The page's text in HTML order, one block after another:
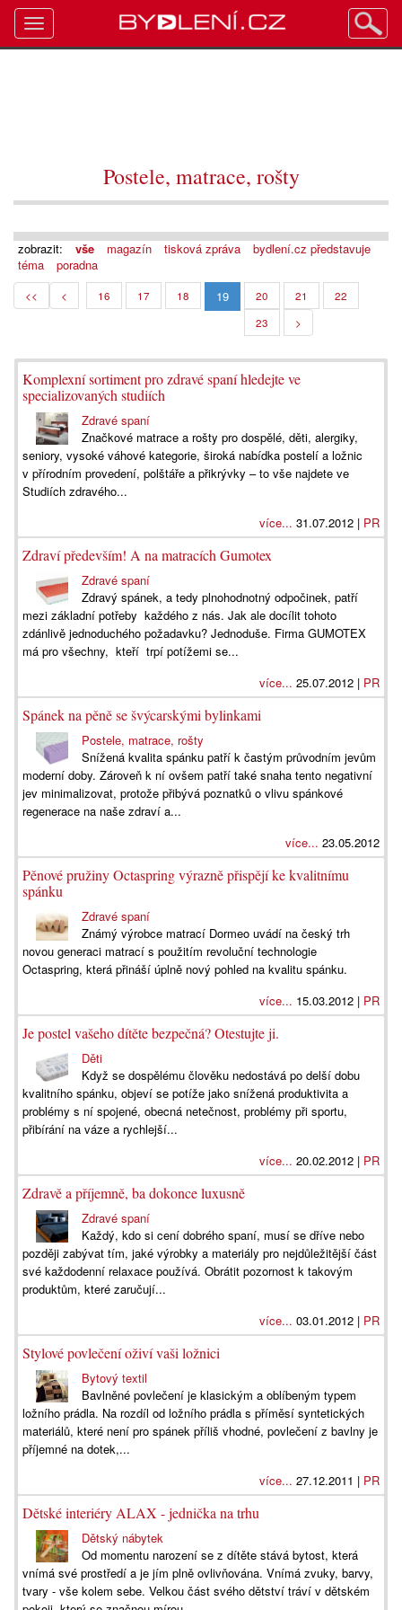
Postele, matrace, rošty
zobrazit: vše magazín tisková zpráva
bydlení.cz představuje
téma
poradna
<< < 16 17 18 19 20 21
22
23
>
Komplexní sortiment pro zdravé spaní hledejte ve
specializovaných studiích
Zdravé spaní
Značkové matrace a rošty pro dospělé, děti, alergiky,
seniory, vysoké váhové kategorie, široká nabídka postelí a ložnic
v přírodním provedení, polštáře a přikrývky – to vše najdete ve
Studiích zdravého...
více... 31.07.2012 | PR
Zdraví především! A na matracích Gumotex
Zdravé spaní
Zdravý spánek, a tedy plnohodnotný odpočinek, patří
mezi základní potřeby každého z nás. Jak ale docílit tohoto
zdánlivě jednoduchého požadavku? Jednoduše. Firma GUMOTEX
má pro všechny, kteří trpí potížemi se...
více... 25.07.2012 | PR
Spánek na pěně se švýcarskými bylinkami
Postele, matrace, rošty
Snížená kvalita spánku patří k častým průvodním jevům
moderní doby. Zároveň k ní ovšem patří také snaha tento negativní
jev minimalizovat, protože přibývá poznatků o vlivu spánkové
regenerace na naše zdraví a...
více... 23.05.2012
Pěnové pružiny Octaspring výrazně přispějí ke kvalitnímu
spánku
Zdravé spaní
Známý výrobce matrací Dormeo uvádí na český trh
novou generaci matrací s použitím revoluční technologie
Octaspring, která přináší úplně nový pohled na kvalitu spánku.
více... 15.03.2012 | PR
Je postel vašeho dítěte bezpečná? Otestujte ji.
Děti
Když se dospělému člověku nedostává po delší dobu
kvalitního spánku, objeví se potíže jako snížená produktivita a
problémy s ní spojené, obecná netečnost, problémy při sportu,
přibírání na váze a rychlejší...
více... 20.02.2012 | PR
Zdravě a příjemně, ba dokonce luxusně
Zdravé spaní
Každý, kdo si cení dobrého spaní, musí se dříve nebo
později zabývat tím, jaké výrobky a materiály pro nejdůležitější část
své každodenní relaxace používá. Obrátit pozornost k takovým
produktům, které zaručují...
více... 03.01.2012 | PR
Stylové povlečení oživí vaši ložnici
Bytový textil
Bavlněné povlečení je klasickým a oblíbeným typem
ložního prádla. Na rozdíl od ložního prádla s příměsí syntetických
materiálů, které není pro spánek příliš vhodné, povlečení z bavlny je
příjemné na dotek,...
více... 27.12.2011 | PR
Dětské interiéry ALAX - jednička na trhu
Dětský nábytek
Od momentu narození se z dítěte stává bytost, která
vnímá své prostředí a je jím plně ovlivňována. Vnímá zvuky, barvy,
tvary - vše kolem sebe. Velkou část svého dětství tráví v dětském
Toggle
navigation